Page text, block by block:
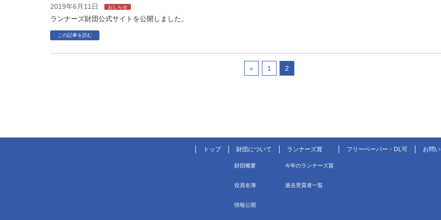
2019年6月11日 おしらせ
ランナーズ財団公式サイトを公開しました。
この記事を読む
« 1 2
トップ 財団について
財団概要
役員名簿
情報公開
ランナーズ賞
今年のランナーズ賞
過去受賞者一覧
フリーペーパー・DL可 お問